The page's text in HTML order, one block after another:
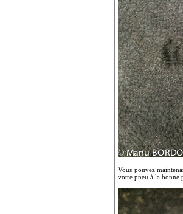
Vous pouvez
votre pneu à la bonne